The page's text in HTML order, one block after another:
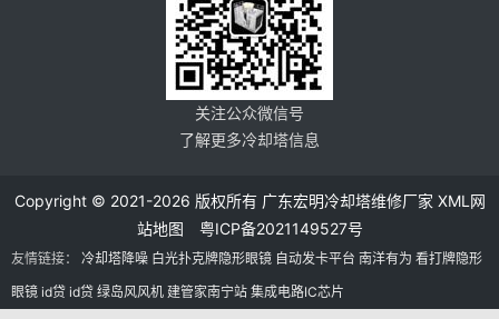
关注公众微信号
了解更多冷却塔信息
Copyright © 2021-2026 版权所有 广东宏明冷却塔维修厂家 XML网
站地图
粤ICP备2021149527号
友情链接： 冷却塔降噪 白光扑克牌隐形眼镜 自动发卡平台 南洋有为 看打牌隐形
眼镜 id贷 id贷 绿岛风风机 建管家南宁站 集成电路IC芯片